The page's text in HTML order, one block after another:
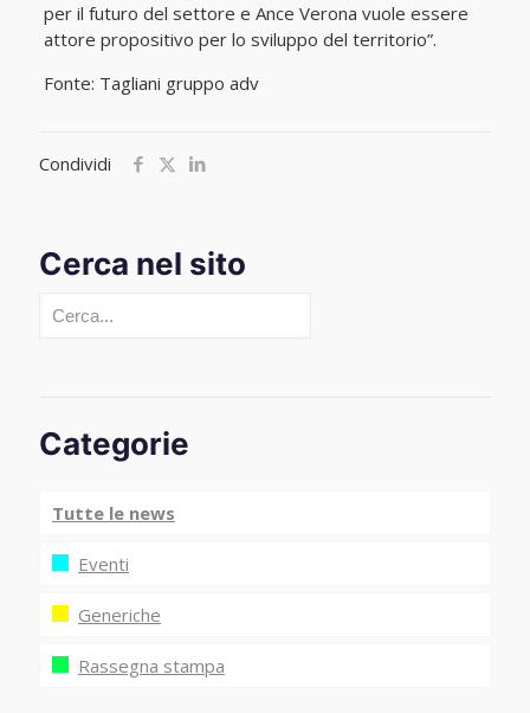
per il futuro del settore e Ance Verona vuole essere
attore propositivo per lo sviluppo del territorio”.
Fonte: Tagliani gruppo adv
Condividi
Cerca nel sito
Cerca
Categorie
Tutte le news
Eventi
Generiche
Rassegna stampa